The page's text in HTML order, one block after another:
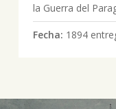
la Guerra del
Fecha: 1894